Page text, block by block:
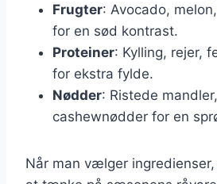
Frugter: Avocado,
for en sød kontrast.
Proteiner: Kylling, rejer,
for ekstra fylde.
Nødder: Ristede
cashewnødder for en
Når man vælger